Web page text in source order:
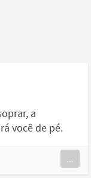
a
você de pé.
...